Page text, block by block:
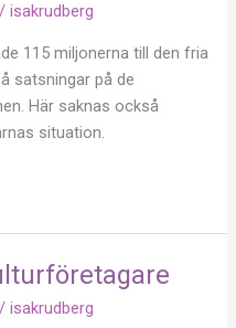
/isakrudberg
115 miljonerna till den fria
satsningar på de
Här saknas också
situation.
/isakrudberg